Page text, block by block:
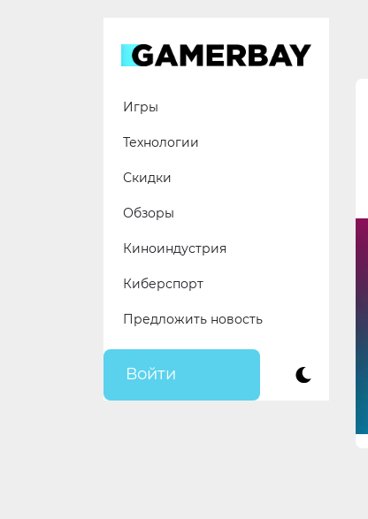
Игры
Технологии
Скидки
Обзоры
Киноиндустрия
Киберспорт
Предложить новость
Войти